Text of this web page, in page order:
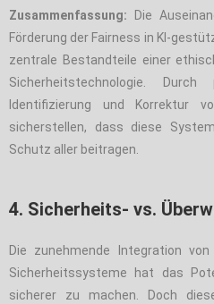
Zusammenfassung:
Die
Förderung der Fairness in KI-
zentrale Bestandteile einer
Sicherheitstechnologie.
Identifizierung und Korrektur
sicherstellen, dass diese
Schutz aller beitragen.
4. Sicherheits- vs.
Die zunehmende Integration
Sicherheitssysteme hat das
sicherer zu machen. Doch